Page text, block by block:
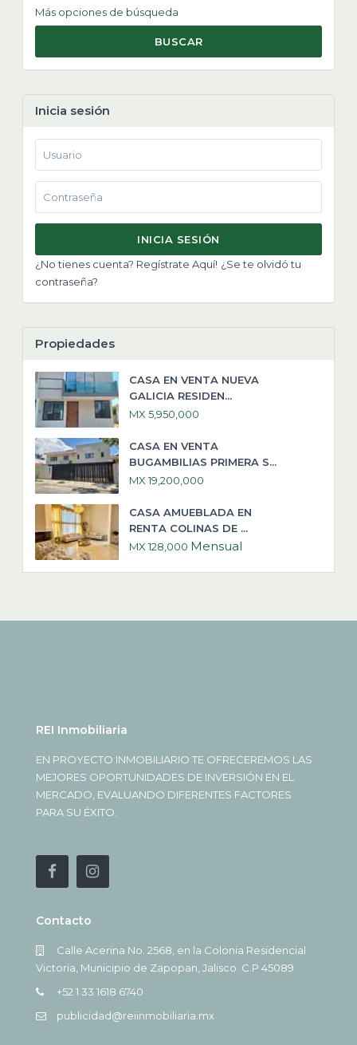
Más opciones de búsqueda
BUSCAR
Inicia sesión
INICIA SESIÓN
¿No tienes cuenta? Regístrate Aquí! ¿Se te olvidó tu
contraseña?
Propiedades
CASA EN VENTA NUEVA
GALICIA RESIDEN...
MX 5,950,000
CASA EN VENTA
BUGAMBILIAS PRIMERA S...
MX 19,200,000
CASA AMUEBLADA EN
RENTA COLINAS DE ...
MX 128,000 Mensual
REI Inmobiliaria
EN PROYECTO INMOBILIARIO TE OFRECEREMOS LAS
MEJORES OPORTUNIDADES DE INVERSIÓN EN EL
MERCADO, EVALUANDO DIFERENTES FACTORES
PARA SU ÉXITO.
Contacto
Calle Acerina No. 2568, en la Colonia Residencial
Victoria, Municipio de Zapopan, Jalisco. C.P 45089
+52 1 33 1618 6740
publicidad@reiinmobiliaria.mx